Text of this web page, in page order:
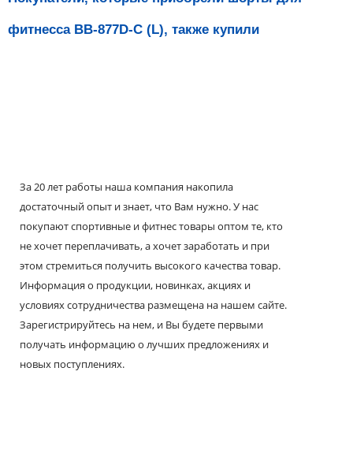
фитнесса ВВ-877D-C (L), также купили
За 20 лет работы наша компания накопила
достаточный опыт и знает, что Вам нужно. У нас
покупают спортивные и фитнес товары оптом те, кто
не хочет переплачивать, а хочет заработать и при
этом стремиться получить высокого качества товар.
Информация о продукции, новинках, акциях и
условиях сотрудничества размещена на нашем сайте.
Зарегистрируйтесь на нем, и Вы будете первыми
получать информацию о лучших предложениях и
новых поступлениях.